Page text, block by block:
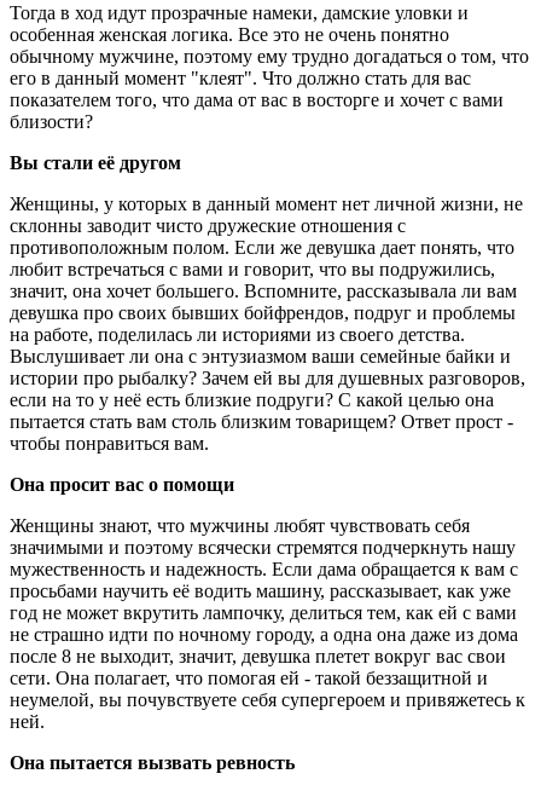
Тогда в ход идут прозрачные намеки, дамские уловки и
особенная женская логика. Все это не очень понятно
обычному мужчине, поэтому ему трудно догадаться о том, что
его в данный момент "клеят". Что должно стать для вас
показателем того, что дама от вас в восторге и хочет с вами
близости?
Вы стали её другом
Женщины, у которых в данный момент нет личной жизни, не
склонны заводит чисто дружеские отношения с
противоположным полом. Если же девушка дает понять, что
любит встречаться с вами и говорит, что вы подружились,
значит, она хочет большего. Вспомните, рассказывала ли вам
девушка про своих бывших бойфрендов, подруг и проблемы
на работе, поделилась ли историями из своего детства.
Выслушивает ли она с энтузиазмом ваши семейные байки и
истории про рыбалку? Зачем ей вы для душевных разговоров,
если на то у неё есть близкие подруги? С какой целью она
пытается стать вам столь близким товарищем? Ответ прост -
чтобы понравиться вам.
Она просит вас о помощи
Женщины знают, что мужчины любят чувствовать себя
значимыми и поэтому всячески стремятся подчеркнуть нашу
мужественность и надежность. Если дама обращается к вам с
просьбами научить её водить машину, рассказывает, как уже
год не может вкрутить лампочку, делиться тем, как ей с вами
не страшно идти по ночному городу, а одна она даже из дома
после 8 не выходит, значит, девушка плетет вокруг вас свои
сети. Она полагает, что помогая ей - такой беззащитной и
неумелой, вы почувствуете себя супергероем и привяжетесь к
ней.
Она пытается вызвать ревность